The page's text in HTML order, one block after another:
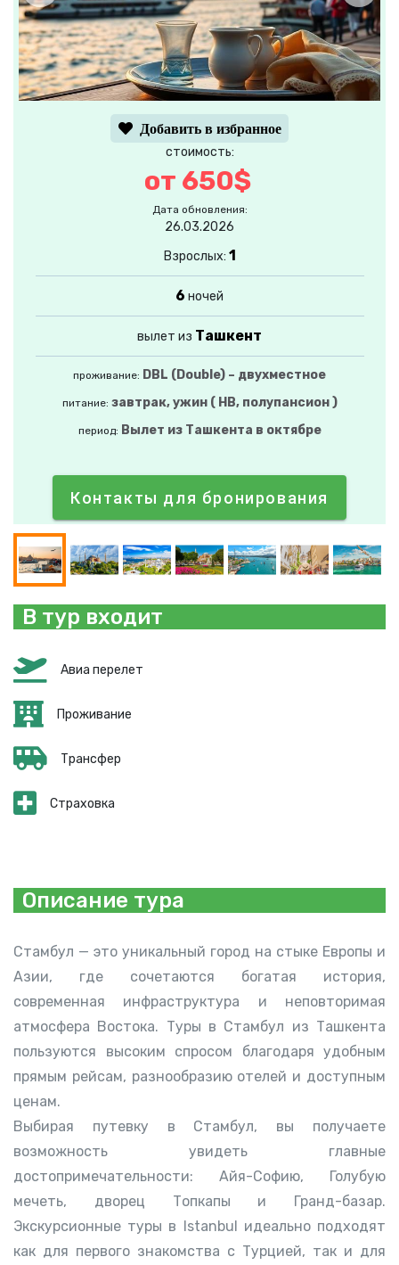
Добавить в избранное
стоимость:
от 650$
Дата обновления:
26.03.2026
Взрослых: 1
6 ночей
вылет из Ташкент
проживание: DBL (Double) – двухместное
питание: завтрак, ужин ( HB, полупансион )
период: Вылет из Ташкента в октябре
Контакты для бронирования
В тур входит
Авиа перелет
Проживание
Трансфер
Страховка
Описание тура
Стамбул — это уникальный город на стыке Европы и
Азии, где сочетаются богатая история,
современная инфраструктура и неповторимая
атмосфера Востока. Туры в Стамбул из Ташкента
пользуются высоким спросом благодаря удобным
прямым рейсам, разнообразию отелей и доступным
ценам.
Выбирая путевку в Стамбул, вы получаете
возможность увидеть главные
достопримечательности: Айя-Софию, Голубую
мечеть, дворец Топкапы и Гранд-базар.
Экскурсионные туры в Istanbul идеально подходят
как для первого знакомства с Турцией, так и для